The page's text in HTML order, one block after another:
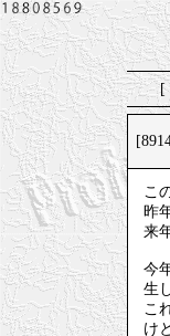
[
こ
昨
来
今
生
こ
け